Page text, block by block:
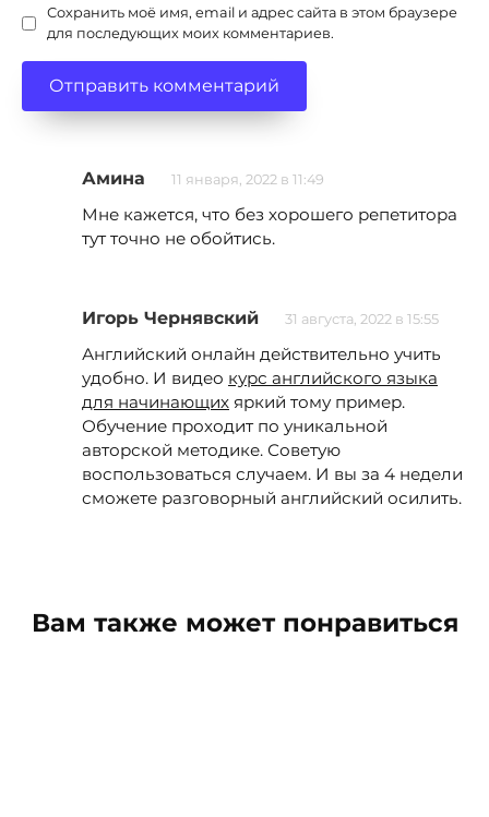
Сохранить моё имя, email и адрес сайта в этом браузере
для последующих моих комментариев.
Амина 11 января, 2022 в 11:49
Мне кажется, что без хорошего репетитора
тут точно не обойтись.
Игорь Чернявский 31 августа, 2022 в 15:55
Английский онлайн действительно учить
удобно. И видео курс английского языка
для начинающих яркий тому пример.
Обучение проходит по уникальной
авторской методике. Советую
воспользоваться случаем. И вы за 4 недели
сможете разговорный английский осилить.
Вам также может понравиться